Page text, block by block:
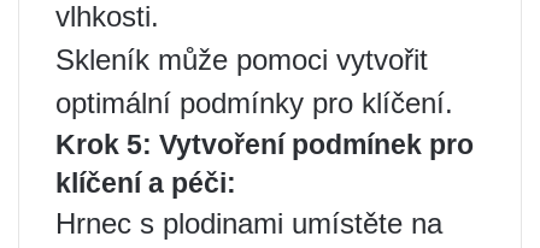
vlhkosti.
Skleník může pomoci vytvořit
optimální podmínky pro klíčení.
Krok 5: Vytvoření podmínek pro
klíčení a péči:
Hrnec s plodinami umístěte na